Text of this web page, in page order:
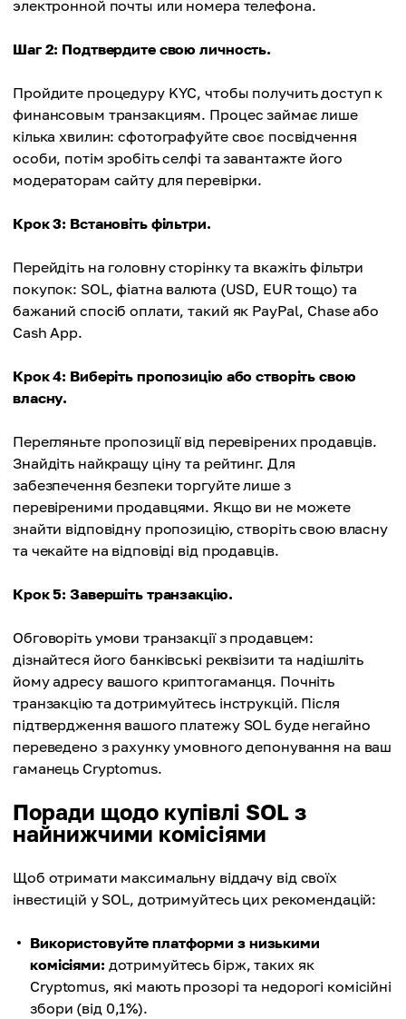
электронной почты или номера телефона.
Шаг 2: Подтвердите свою личность.
Пройдите процедуру KYC, чтобы получить доступ к
финансовым транзакциям. Процес займає лише
кілька хвилин: сфотографуйте своє посвідчення
особи, потім зробіть селфі та завантажте його
модераторам сайту для перевірки.
Крок 3: Встановіть фільтри.
Перейдіть на головну сторінку та вкажіть фільтри
покупок: SOL, фіатна валюта (USD, EUR тощо) та
бажаний спосіб оплати, такий як PayPal, Chase або
Cash App.
Крок 4: Виберіть пропозицію або створіть свою
власну.
Перегляньте пропозиції від перевірених продавців.
Знайдіть найкращу ціну та рейтинг. Для
забезпечення безпеки торгуйте лише з
перевіреними продавцями. Якщо ви не можете
знайти відповідну пропозицію, створіть свою власну
та чекайте на відповіді від продавців.
Крок 5: Завершіть транзакцію.
Обговоріть умови транзакції з продавцем:
дізнайтеся його банківські реквізити та надішліть
йому адресу вашого криптогаманця. Почніть
транзакцію та дотримуйтесь інструкцій. Після
підтвердження вашого платежу SOL буде негайно
переведено з рахунку умовного депонування на ваш
гаманець Cryptomus.
Поради щодо купівлі SOL з
найнижчими комісіями
Щоб отримати максимальну віддачу від своїх
інвестицій у SOL, дотримуйтесь цих рекомендацій:
Використовуйте платформи з низькими
комісіями: дотримуйтесь бірж, таких як
Cryptomus, які мають прозорі та недорогі комісійні
збори (від 0,1%).